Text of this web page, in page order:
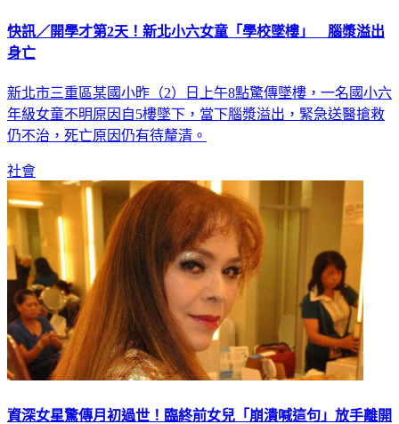
快訊／開學才第2天！新北小六女童「學校墜樓」 腦漿溢出
身亡
新北市三重區某國小昨（2）日上午8點驚傳墜樓，一名國小六
年級女童不明原因自5樓墜下，當下腦漿溢出，緊急送醫搶救
仍不治，死亡原因仍有待釐清。
社會
資深女星驚傳月初過世！臨終前女兒「崩潰喊這句」放手離開